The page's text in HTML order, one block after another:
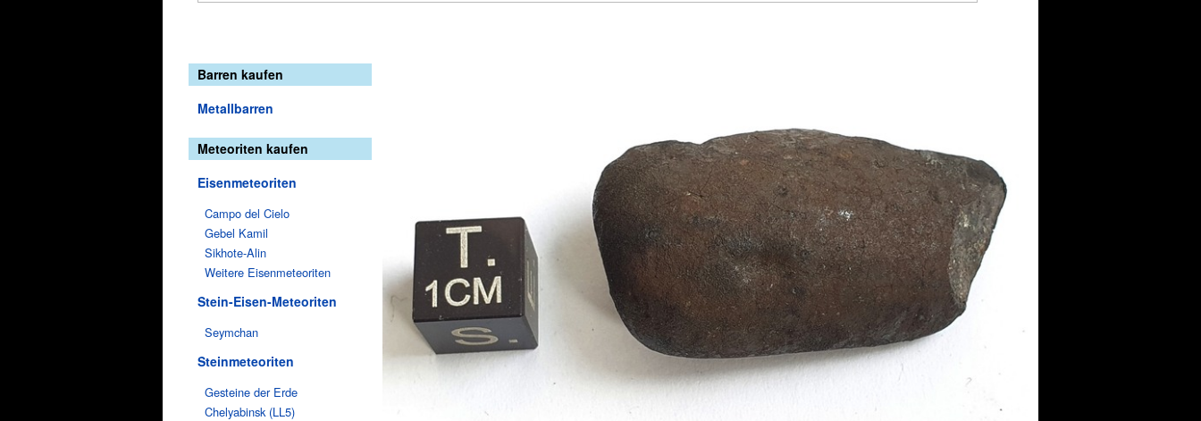
Barren kaufen
Metallbarren
Meteoriten kaufen
Eisenmeteoriten
Campo del Cielo
Gebel Kamil
Sikhote-Alin
Weitere Eisenmeteoriten
Stein-Eisen-Meteoriten
Seymchan
Steinmeteoriten
Gesteine der Erde
Chelyabinsk (LL5)